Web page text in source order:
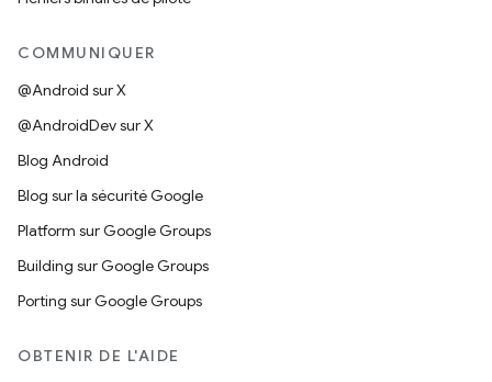
COMMUNIQUER
@Android sur X
@AndroidDev sur X
Blog Android
Blog sur la sécurité Google
Platform sur Google Groups
Building sur Google Groups
Porting sur Google Groups
OBTENIR DE L'AIDE